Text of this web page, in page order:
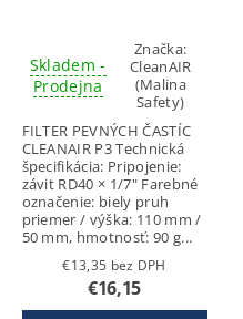
Skladem -
Prodejna
Značka:
CleanAIR
(Malina
Safety)
FILTER PEVNÝCH ČASTÍC
CLEANAIR P3 Technická
špecifikácia: Pripojenie:
závit RD40 × 1/7" Farebné
označenie: biely pruh
priemer / výška: 110 mm /
50 mm, hmotnosť: 90 g...
€13,35 bez DPH
€16,15